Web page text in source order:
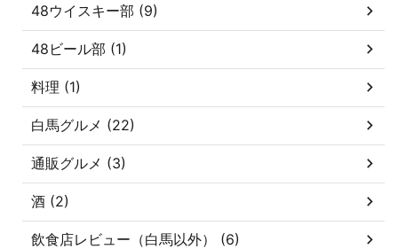
48ウイスキー部 (9)
48ビール部 (1)
料理 (1)
白馬グルメ (22)
通販グルメ (3)
酒 (2)
飲食店レビュー（白馬以外） (6)